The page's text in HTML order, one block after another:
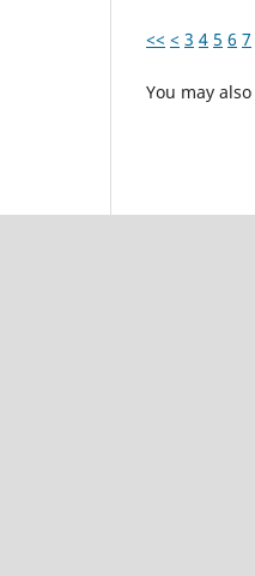
<< < 3 4 5 6 7
You may also